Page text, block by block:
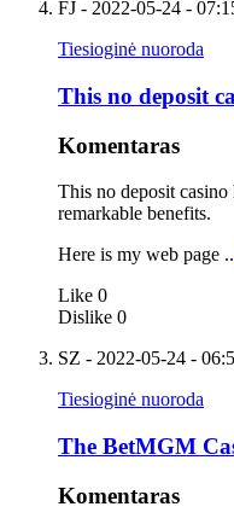
FJ - 2022-05-24 -
Tiesioginė nuoroda
This no deposit
Komentaras
This no deposit
remarkable benefits.
Here is my web page
Like 0
Dislike 0
SZ - 2022-05-24 -
Tiesioginė nuoroda
The BetMGM
Komentaras